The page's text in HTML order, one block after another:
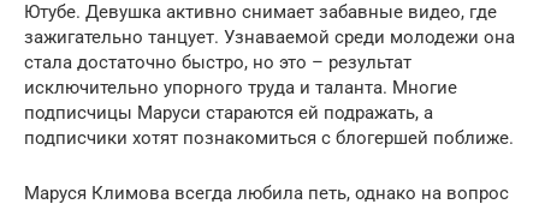
Ютубе. Девушка активно снимает забавные видео, где
зажигательно танцует. Узнаваемой среди молодежи она
стала достаточно быстро, но это – результат
исключительно упорного труда и таланта. Многие
подписчицы Маруси стараются ей подражать, а
подписчики хотят познакомиться с блогершей поближе.
Маруся Климова всегда любила петь, однако на вопрос